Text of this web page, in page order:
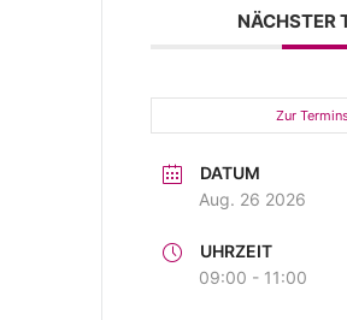
NÄCHSTER
Zur
DATUM
Aug. 26 2026
UHRZEIT
09:00 - 11:00